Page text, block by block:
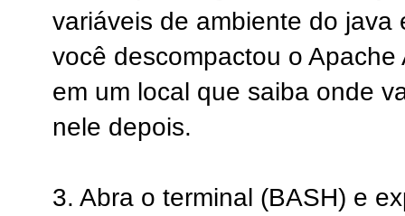
variáveis de ambiente do java
você descompactou o
em um local que saiba onde
nele depois.
3. Abra o terminal (BASH) e